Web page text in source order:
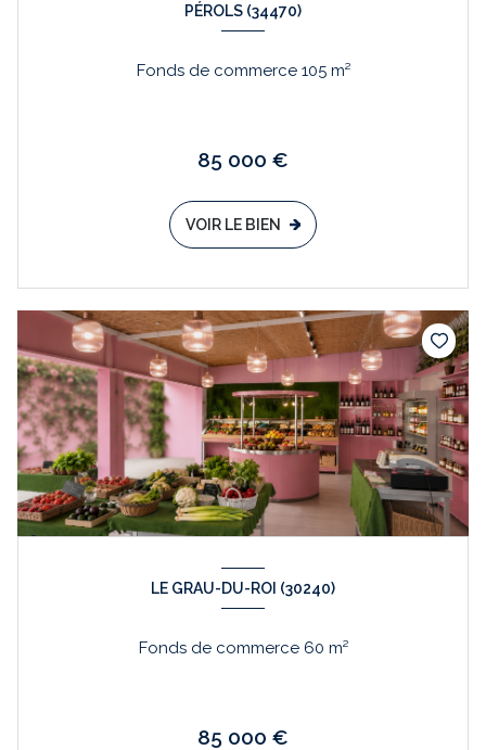
PÉROLS (34470)
Fonds de commerce 105 m²
85 000 €
VOIR LE BIEN
LE GRAU-DU-ROI (30240)
Fonds de commerce 60 m²
85 000 €